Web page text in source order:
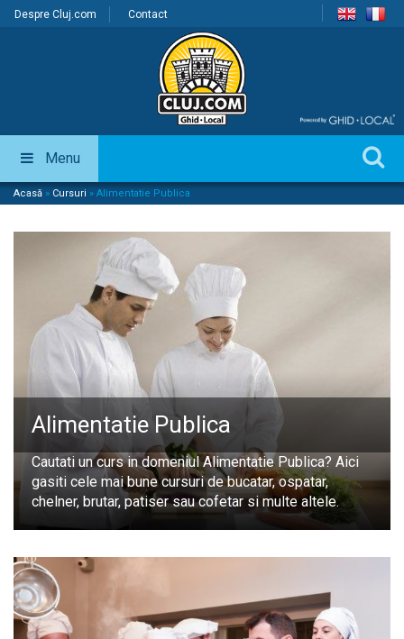
Despre Cluj.com Contact
Menu
Acasă » Cursuri » Alimentatie Publica
Alimentatie Publica
Cautati un curs in domeniul Alimentatie Publica? Aici
gasiti cele mai bune cursuri de bucatar, ospatar,
chelner, brutar, patiser sau cofetar si multe altele.